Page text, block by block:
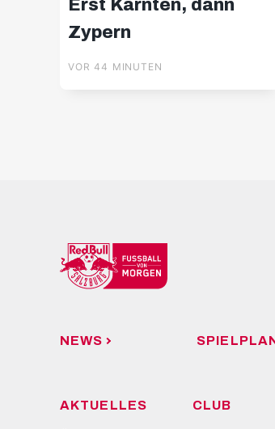
Erst Kärnten, dann
Zypern
VOR 44 MINUTEN
NEWS
AKTUELLES CLUB